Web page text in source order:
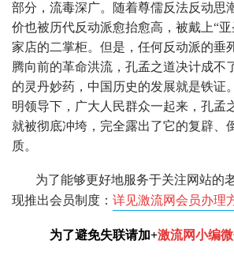
部分，流毒深广。随着尊儒反法反动思
价也被历代反动派愈抬愈高，被戴上“
家店的二掌柜。但是，任何反动派的垂
腾向前的革命洪流，孔孟之道决计成不
的灵丹妙药，中国历史的发展就是铁证
明领导下，广大人民群众一起来，孔孟
就被彻底冲垮，完全露出了它的复辟、
质。
为了能够更好地服务于关注网站的
现推出会员制度： 详见激流网会员办理
为了避免失联请加+激流网小编